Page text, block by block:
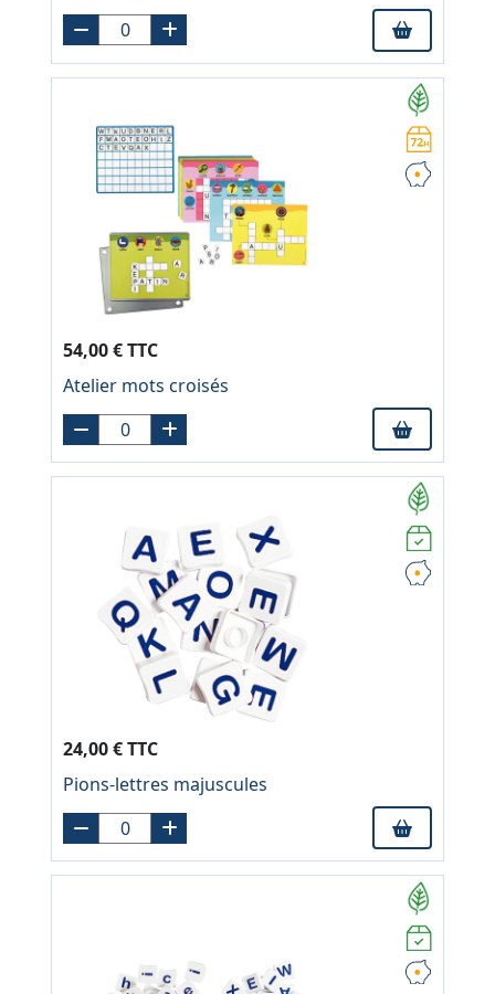
54,00 € TTC
Atelier mots croisés
24,00 € TTC
Pions-lettres majuscules